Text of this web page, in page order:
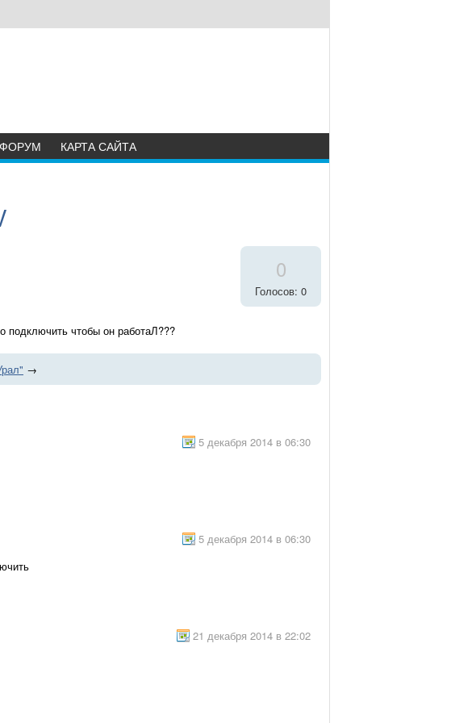
ФОРУМ КАРТА САЙТА
0
Голосов: 0
подключить чтобы он работаЛ???
→
5 декабря 2014 в 06:30
5 декабря 2014 в 06:30
21 декабря 2014 в 22:02